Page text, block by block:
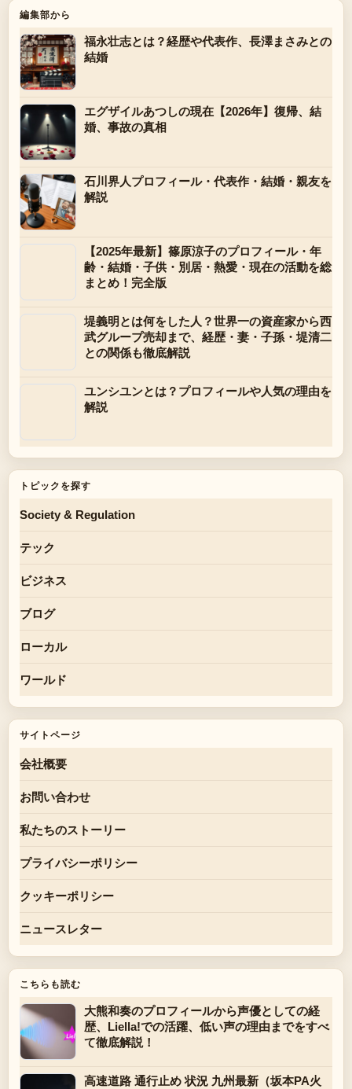
編集部から
福永壮志とは？経歴や代表作、長澤まさみとの
結婚
エグザイルあつしの現在【2026年】復帰、結
婚、事故の真相
石川界人プロフィール・代表作・結婚・親友を
解説
【2025年最新】篠原涼子のプロフィール・年
齢・結婚・子供・別居・熱愛・現在の活動を総
まとめ！完全版
堤義明とは何をした人？世界一の資産家から西
武グループ売却まで、経歴・妻・子孫・堤清二
との関係も徹底解説
ユンシユンとは？プロフィールや人気の理由を
解説
トピックを探す
Society & Regulation
テック
ビジネス
ブログ
ローカル
ワールド
サイトページ
会社概要
お問い合わせ
私たちのストーリー
プライバシーポリシー
クッキーポリシー
ニュースレター
こちらも読む
大熊和奏のプロフィールから声優としての経
歴、Liella!での活躍、低い声の理由までをすべ
て徹底解説！
高速道路 通行止め 状況 九州最新（坂本PA火